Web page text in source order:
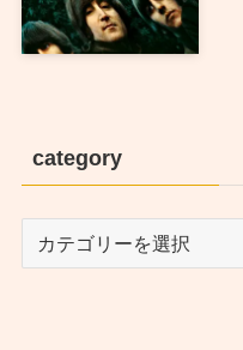
category
category